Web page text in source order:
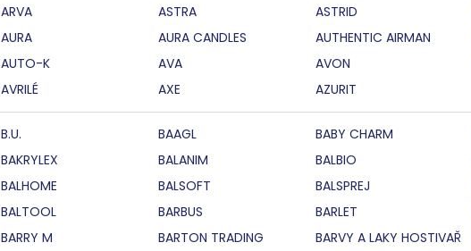
ARVA
ASTRA ASTRID
AURA
AURA CANDLES AUTHENTIC AIRMAN
AUTO-K
AVA AVON
AVRILÉ
AXE AZURIT
B.U. BAAGL BABY CHARM
BAKRYLEX
BALANIM BALBIO
BALHOME
BALSOFT BALSPREJ
BALTOOL
BARBUS BARLET
BARRY M
BARTON TRADING BARVY A LAKY HOSTIVAŘ